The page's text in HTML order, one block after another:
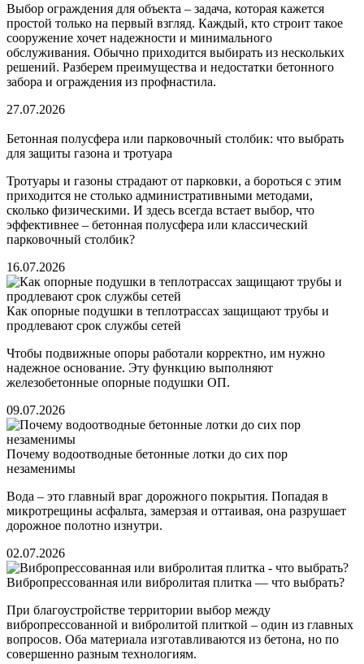
Выбор ограждения для объекта – задача, которая кажется
простой только на первый взгляд. Каждый, кто строит такое
сооружение хочет надежности и минимального
обслуживания. Обычно приходится выбирать из нескольких
решений. Разберем преимущества и недостатки бетонного
забора и ограждения из профнастила.
27.07.2026
Бетонная полусфера или парковочный столбик: что выбрать
для защиты газона и тротуара
Тротуары и газоны страдают от парковки, а бороться с этим
приходится не столько административными методами,
сколько физическими. И здесь всегда встает выбор, что
эффективнее – бетонная полусфера или классический
парковочный столбик?
16.07.2026
Как опорные подушки в теплотрассах защищают трубы и
продлевают срок службы сетей
Чтобы подвижные опоры работали корректно, им нужно
надежное основание. Эту функцию выполняют
железобетонные опорные подушки ОП.
09.07.2026
Почему водоотводные бетонные лотки до сих пор
незаменимы
Вода – это главный враг дорожного покрытия. Попадая в
микротрещины асфальта, замерзая и оттаивая, она разрушает
дорожное полотно изнутри.
02.07.2026
Вибропрессованная или вибролитая плитка — что выбрать?
При благоустройстве территории выбор между
вибропрессованной и вибролитой плиткой – один из главных
вопросов. Оба материала изготавливаются из бетона, но по
совершенно разным технологиям.